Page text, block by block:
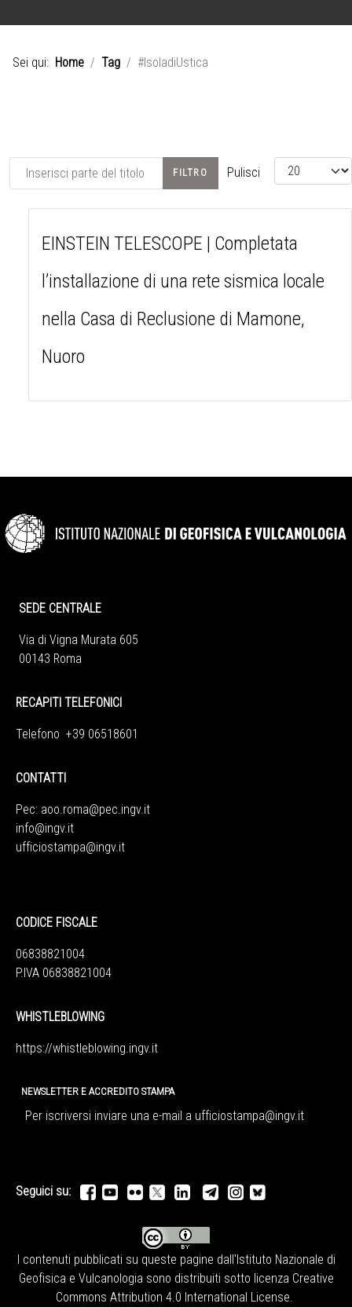
Sei qui: Home Tag #IsoladiUstica
Inserisci parte del titolo FILTRO Pulisci Visualizza #
EINSTEIN TELESCOPE | Completata
l’installazione di una rete sismica locale
nella Casa di Reclusione di Mamone,
Nuoro
SEDE CENTRALE
Via di Vigna Murata 605
00143 Roma
RECAPITI TELEFONICI
Telefono +39 06518601
CONTATTI
Pec: aoo.roma@pec.ingv.it
info@ingv.it
ufficiostampa@ingv.it
CODICE FISCALE
06838821004
P.IVA 06838821004
WHISTLEBLOWING
https://whistleblowing.ingv.it
NEWSLETTER E ACCREDITO STAMPA
Per iscriversi inviare una e-mail a ufficiostampa@ingv.it
Seguici su:
I contenuti pubblicati su queste pagine dall' Istituto Nazionale di
Geofisica e Vulcanologia sono distribuiti sotto licenza Creative
Commons Attribution 4.0 International License.